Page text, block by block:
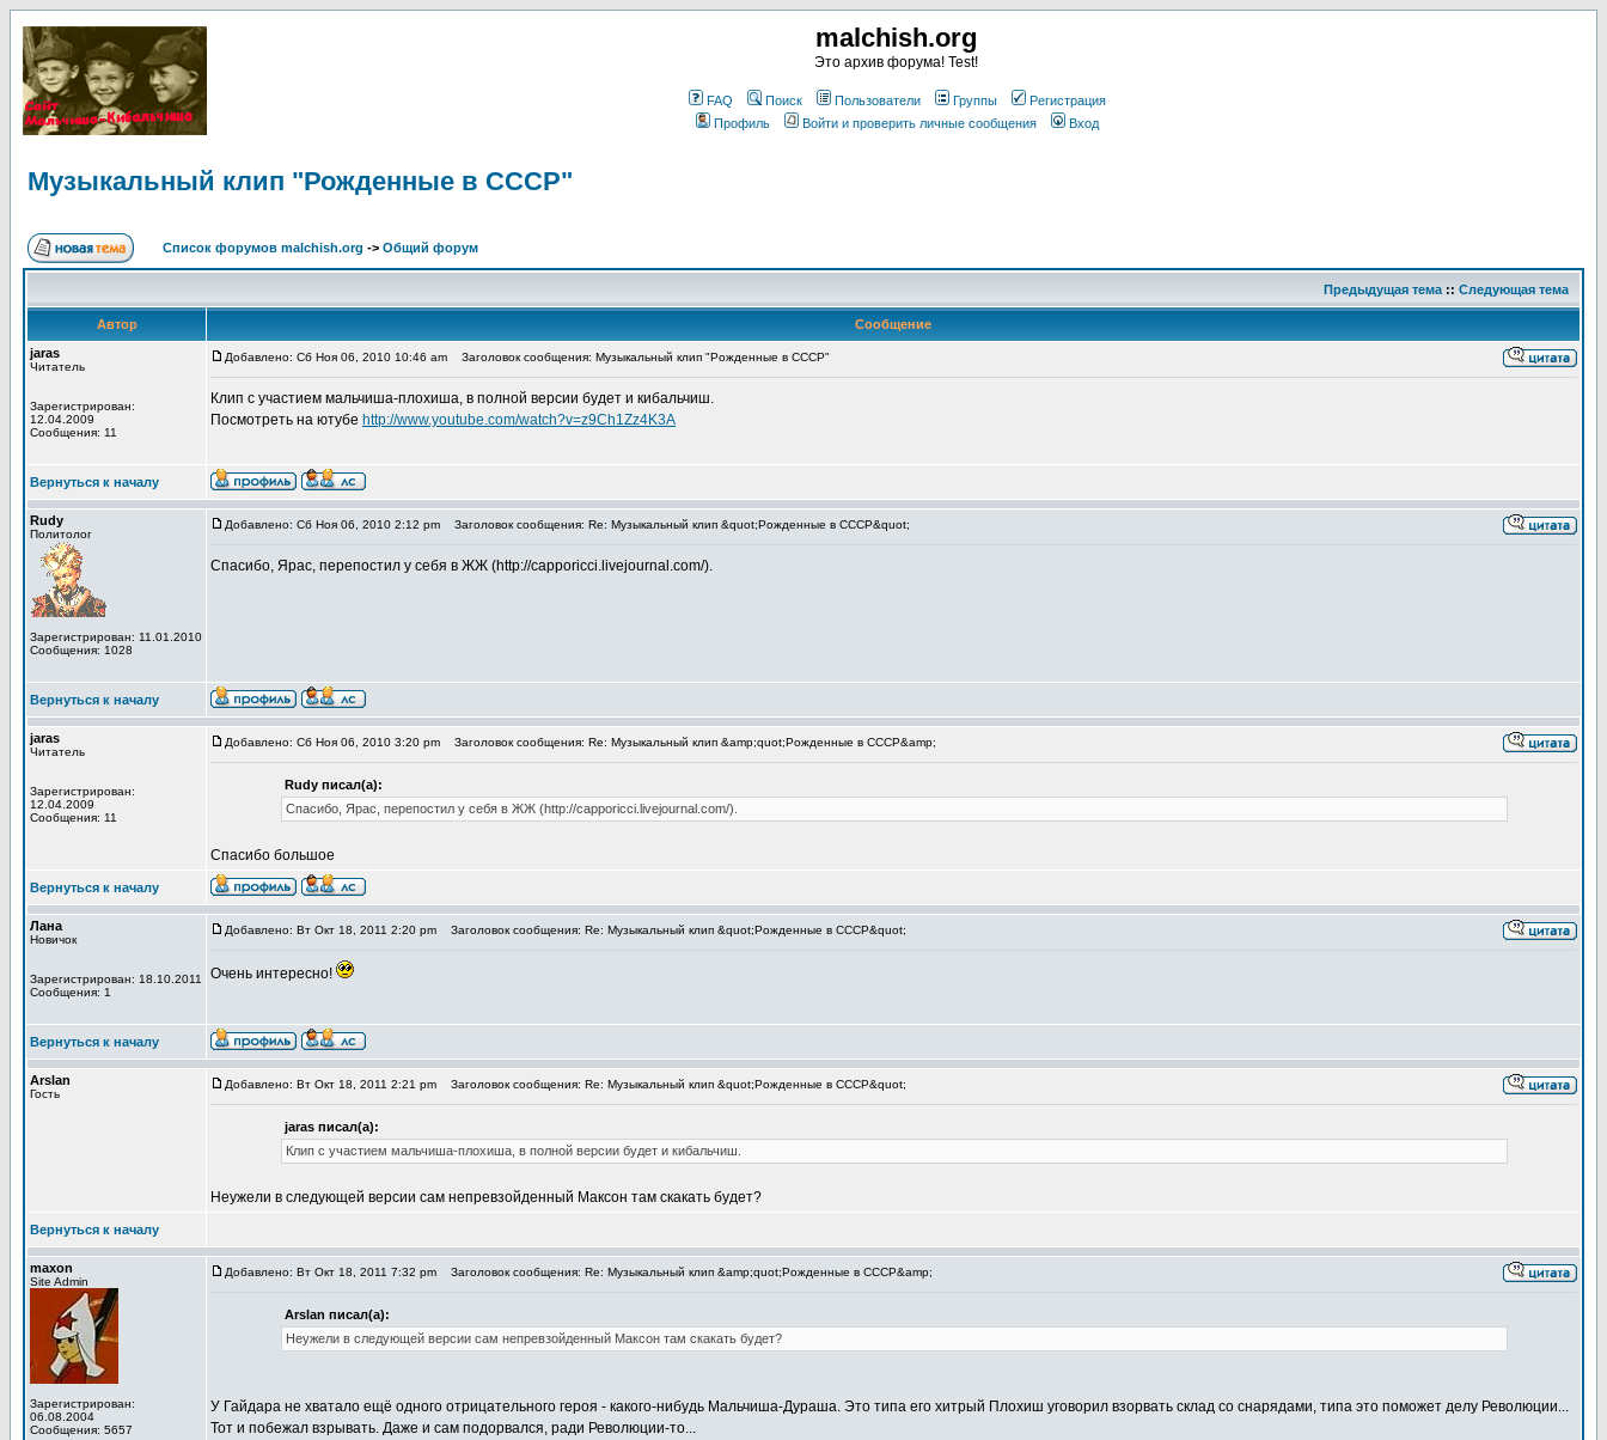
malchish.org
Это архив форума! Test!
FAQ Поиск Пользователи Группы
Регистрация
Профиль
Войти и проверить личные сообщения Вход
Музыкальный клип "Рожденные в СССР"
Список форумов malchish.org -> Общий форум
Предыдущая тема :: Следующая тема
Автор
Сообщение
jaras
Читатель
Зарегистрирован:
12.04.2009
Сообщения: 11
Добавлено: Сб Ноя 06, 2010 10:46 am Заголовок сообщения: Музыкальный клип "Рожденные в СССР"
Клип с участием мальчиша-плохиша, в полной версии будет и кибальчиш.
Посмотреть на ютубе http://www.youtube.com/watch?v=z9Ch1Zz4K3A
Вернуться к началу
Rudy
Политолог
Зарегистрирован: 11.01.2010
Сообщения: 1028
Добавлено: Сб Ноя 06, 2010 2:12 pm Заголовок сообщения: Re: Музыкальный клип &quot;Рожденные в СССР&quot;
Спасибо, Ярас, перепостил у себя в ЖЖ (http://capporicci.livejournal.com/).
Вернуться к началу
jaras
Читатель
Зарегистрирован:
12.04.2009
Сообщения: 11
Добавлено: Сб Ноя 06, 2010 3:20 pm Заголовок сообщения: Re: Музыкальный клип &amp;quot;Рожденные в СССР&amp;
Rudy писал(а):
Спасибо, Ярас, перепостил у себя в ЖЖ (http://capporicci.livejournal.com/).
Спасибо большое
Вернуться к началу
Лана
Новичок
Зарегистрирован: 18.10.2011
Сообщения: 1
Добавлено: Вт Окт 18, 2011 2:20 pm Заголовок сообщения: Re: Музыкальный клип &quot;Рожденные в СССР&quot;
Очень интересно!
Вернуться к началу
Arslan
Гость
Добавлено: Вт Окт 18, 2011 2:21 pm Заголовок сообщения: Re: Музыкальный клип &quot;Рожденные в СССР&quot;
jaras писал(а):
Клип с участием мальчиша-плохиша, в полной версии будет и кибальчиш.
Неужели в следующей версии сам непревзойденный Максон там скакать будет?
Вернуться к началу
maxon
Site Admin
Зарегистрирован:
06.08.2004
Сообщения: 5657
Добавлено: Вт Окт 18, 2011 7:32 pm Заголовок сообщения: Re: Музыкальный клип &amp;quot;Рожденные в СССР&amp;
Arslan писал(а):
Неужели в следующей версии сам непревзойденный Максон там скакать будет?
У Гайдара не хватало ещё одного отрицательного героя - какого-нибудь Мальчиша-Дураша. Это типа его хитрый Плохиш уговорил взорвать склад со снарядами, типа это поможет делу Революции...
Тот и побежал взрывать. Даже и сам подорвался, ради Революции-то...